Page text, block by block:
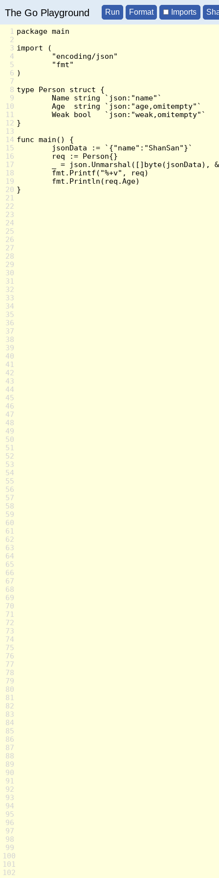
The Go Playground Imports
1
2
3
4
5
6
7
8
9
10
11
12
13
14
15
16
17
18
19
20
21
22
23
24
25
26
27
28
29
30
31
32
33
34
35
36
37
38
39
40
41
42
43
44
45
46
47
48
49
50
51
52
53
54
55
56
57
58
59
60
61
62
63
64
65
66
67
68
69
70
71
72
73
74
75
76
77
78
79
80
81
82
83
84
85
86
87
88
89
90
91
92
93
94
95
96
97
98
99
100
101
102